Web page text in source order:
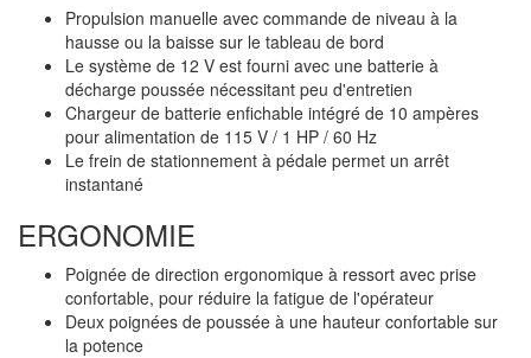
Propulsion manuelle avec commande de niveau à la
hausse ou la baisse sur le tableau de bord
Le système de 12 V est fourni avec une batterie à
décharge poussée nécessitant peu d'entretien
Chargeur de batterie enfichable intégré de 10 ampères
pour alimentation de 115 V / 1 HP / 60 Hz
Le frein de stationnement à pédale permet un arrêt
instantané
ERGONOMIE
Poignée de direction ergonomique à ressort avec prise
confortable, pour réduire la fatigue de l'opérateur
Deux poignées de poussée à une hauteur confortable sur
la potence